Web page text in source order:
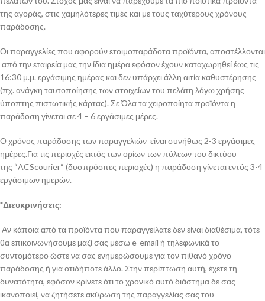
της αγοράς, στις χαμηλότερες τιμές και με τους ταχύτερους χρόνους
παράδοσης.
Οι παραγγελίες που αφορούν ετοιμοπαράδοτα προϊόντα, αποστέλλονται
από την εταιρεία μας την ίδια ημέρα εφόσον έχουν καταχωρηθεί έως τις
16:30 μ.μ. εργάσιμης ημέρας και δεν υπάρχει άλλη αιτία καθυστέρησης
(πχ. ανάγκη ταυτοποίησης των στοιχείων του πελάτη λόγω χρήσης
ύποπτης πιστωτικής κάρτας). Σε Όλα τα χειροποίητα προϊόντα η
παράδοση γίνεται σε 4 – 6 εργάσιμες μέρες.
Ο χρόνος παράδοσης των παραγγελιών είναι συνήθως 2-3 εργάσιμες
ημέρες.Για τις περιοχές εκτός των ορίων των πόλεων του δικτύου
της “ACScourier“ (δυσπρόσιτες περιοχές) η παράδοση γίνεται εντός 3-4
εργάσιμων ημερών.
*Διευκρινήσεις:
Αν κάποια από τα προϊόντα που παραγγείλατε δεν είναι διαθέσιμα, τότε
θα επικοινωνήσουμε μαζί σας μέσω e-email ή τηλεφωνικά το
συντομότερο ώστε να σας ενημερώσουμε για τον πιθανό χρόνο
παράδοσης ή για οτιδήποτε άλλο. Στην περίπτωση αυτή, έχετε τη
δυνατότητα, εφόσον κρίνετε ότι το χρονικό αυτό διάστημα δε σας
ικανοποιεί, να ζητήσετε ακύρωση της παραγγελίας σας του